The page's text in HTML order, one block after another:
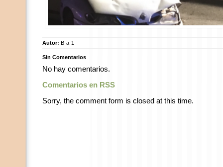
Autor: B-a-1
Sin Comentarios
No hay comentarios.
Comentarios en RSS
Sorry, the comment form is closed at this time.